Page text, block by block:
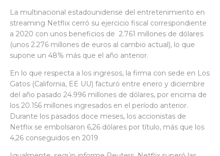
La multinacional estadounidense del entretenimiento en
streaming Netflix cerró su ejercicio fiscal correspondiente
a 2020 con unos beneficios de 2.761 millones de dólares
(unos 2.276 millones de euros al cambio actual), lo que
supone un 48% más que el año anterior.
En lo que respecta a los ingresos, la firma con sede en Los
Gatos (California, EE UU) facturó entre enero y diciembre
del año pasado 24.996 millones de dólares, por encima de
los 20.156 millones ingresados en el período anterior.
Durante los pasados doce meses, los accionistas de
Netflix se embolsaron 6,26 dólares por título, más que los
4,26 conseguidos en 2019